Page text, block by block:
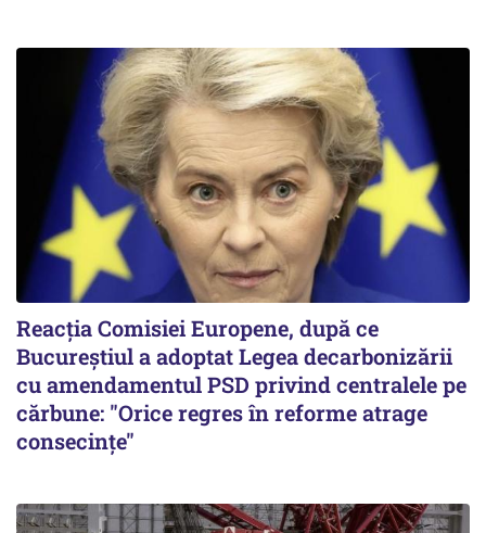
Reacția Comisiei Europene, după ce
Bucureștiul a adoptat Legea decarbonizării
cu amendamentul PSD privind centralele pe
cărbune: "Orice regres în reforme atrage
consecințe"